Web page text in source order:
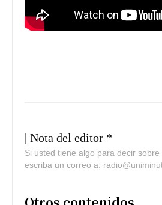
| Nota del editor *
Si usted tiene algo para decir sobre
escriba un correo a: